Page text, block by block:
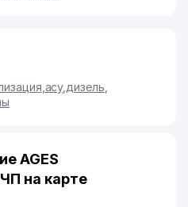
асу, дизель
AGES
на карте